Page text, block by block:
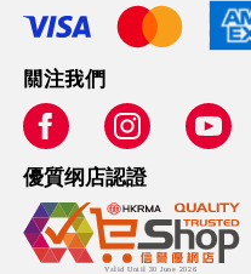
關注我們
優質纲店認證